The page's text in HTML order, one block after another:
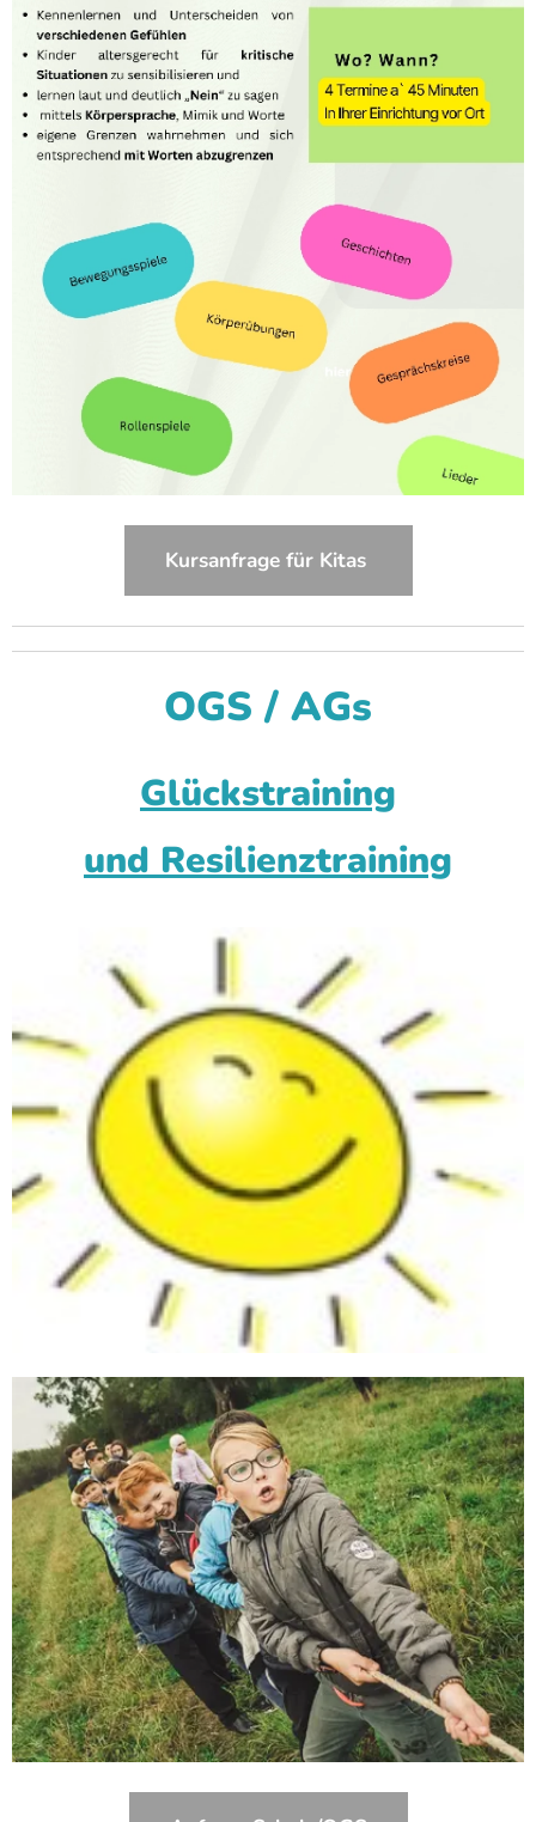
Kursanfrage für Kitas
OGS / AGs
Glückstraining
und Resilienztraining